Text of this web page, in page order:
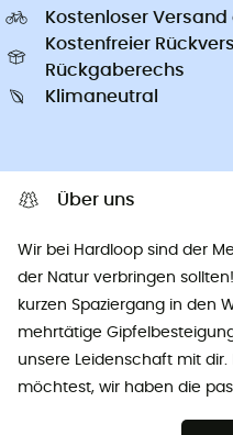
Kostenloser Versand
Kostenfreier
Rückgaberechs
Klimaneutral
Über uns
Wir bei Hardloop sind der
der Natur verbringen
kurzen Spaziergang in den
mehrtätige
unsere Leidenschaft mit
möchtest, wir haben die